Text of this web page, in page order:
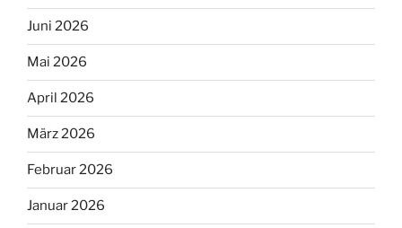
Juni 2026
Mai 2026
April 2026
März 2026
Februar 2026
Januar 2026